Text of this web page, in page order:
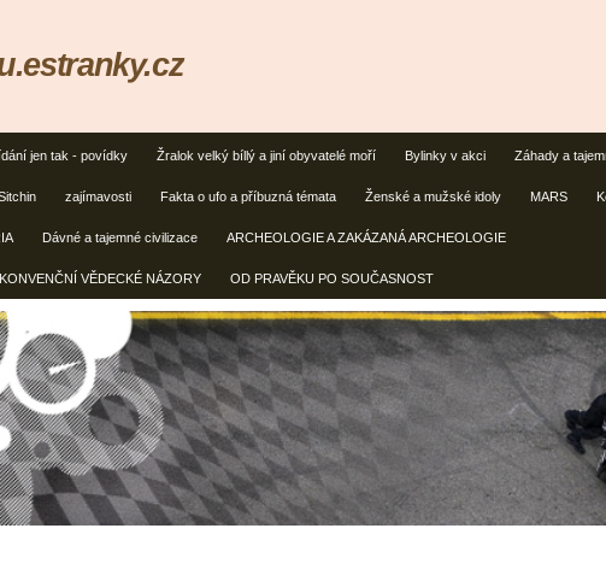
jen tak - povídky Žralok velký bíllý a jiní obyvatelé moří Bylinky v akci Záhady a
zajímavosti Fakta o ufo a příbuzná témata Ženské a mužské idoly MARS
Dávné a tajemné civilizace ARCHEOLOGIE A ZAKÁZANÁ ARCHEOLOGIE
VĚDECKÉ NÁZORY OD PRAVĚKU PO SOUČASNOST